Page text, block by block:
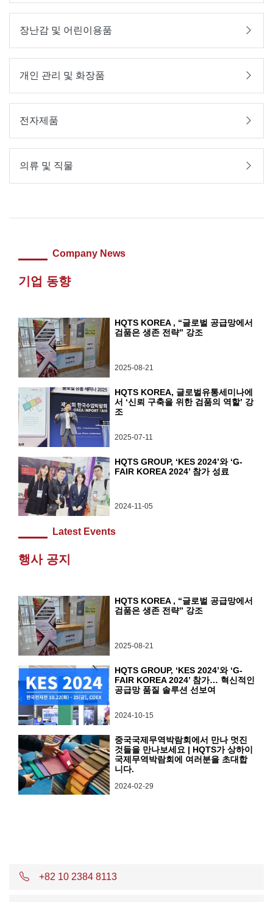
장난감 및 어린이용품
개인 관리 및 화장품
전자제품
의류 및 직물
Company News
기업 동향
HQTS KOREA , “글로벌 공급망에서
검품은 생존 전략” 강조
2025-08-21
HQTS KOREA, 글로벌유통세미나에
서 ‘신뢰 구축을 위한 검품의 역할’ 강
조
2025-07-11
HQTS GROUP, ‘KES 2024’와 ‘G-
FAIR KOREA 2024’ 참가 성료
2024-11-05
Latest Events
행사 공지
HQTS KOREA , “글로벌 공급망에서
검품은 생존 전략” 강조
2025-08-21
HQTS GROUP, ‘KES 2024’와 ‘G-
FAIR KOREA 2024’ 참가… 혁신적인
공급망 품질 솔루션 선보여
2024-10-15
중국국제무역박람회에서 만나 멋진
것들을 만나보세요 | HQTS가 상하이
국제무역박람회에 여러분을 초대합
니다.
2024-02-29
+82 10 2384 8113